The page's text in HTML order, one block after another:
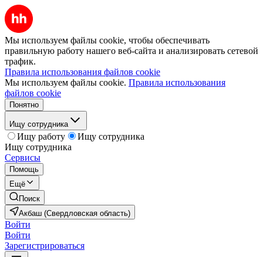
Мы используем файлы cookie, чтобы обеспечивать
правильную работу нашего веб-сайта и анализировать сетевой
трафик.
Правила использования файлов cookie
Мы используем файлы cookie. Правила использования
файлов cookie
Понятно
Ищу сотрудника
Ищу работу
Ищу сотрудника
Ищу сотрудника
Сервисы
Помощь
Ещё
Поиск
Акбаш (Свердловская область)
Войти
Войти
Зарегистрироваться